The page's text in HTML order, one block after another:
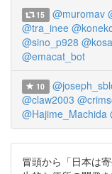
15 @muromav
@tra_inee
@sino_p928
@emacat_bot
10
@claw2003
@Hajime_Machida
冒頭から「日本は